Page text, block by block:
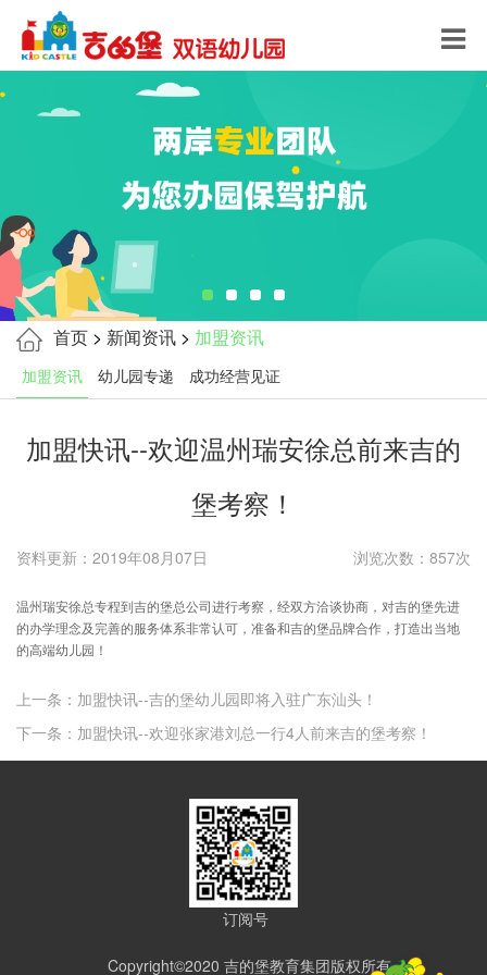
首页 > 新闻资讯 > 加盟资讯
加盟资讯 幼儿园专递 成功经营见证
加盟快讯--欢迎温州瑞安徐总前来吉的
堡考察！
资料更新：2019年08月07日 浏览次数：857次
温州瑞安徐总专程到吉的堡总公司进行考察，经双方洽谈协商，对吉的堡先进
的办学理念及完善的服务体系非常认可，准备和吉的堡品牌合作，打造出当地
的高端幼儿园！
上一条：加盟快讯--吉的堡幼儿园即将入驻广东汕头！
下一条：加盟快讯--欢迎张家港刘总一行4人前来吉的堡考察！
订阅号
Copyright©2020 吉的堡教育集团版权所有